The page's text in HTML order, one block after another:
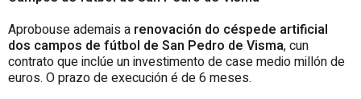
Aprobouse ademais a renovación do céspede artificial
dos campos de fútbol de San Pedro de Visma, cun
contrato que inclúe un investimento de case medio millón de
euros. O prazo de execución é de 6 meses.